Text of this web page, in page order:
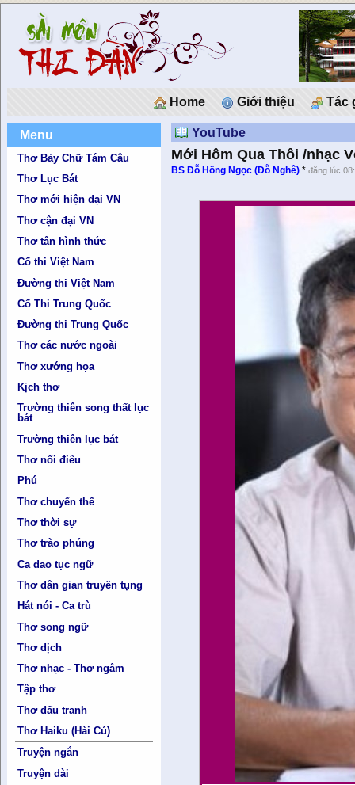
Home Giới thiệu Tác
Menu
Thơ Bảy Chữ Tám Câu
Thơ Lục Bát
Thơ mới hiện đại VN
Thơ cận đại VN
Thơ tân hình thức
Cổ thi Việt Nam
Đường thi Việt Nam
Cổ Thi Trung Quốc
Đường thi Trung Quốc
Thơ các nước ngoài
Thơ xướng họa
Kịch thơ
Trường thiên song thất lục
bát
Trường thiên lục bát
Thơ nối điêu
Phú
Thơ chuyển thể
Thơ thời sự
Thơ trào phúng
Ca dao tục ngữ
Thơ dân gian truyền tụng
Hát nói - Ca trù
Thơ song ngữ
Thơ dịch
Thơ nhạc - Thơ ngâm
Tập thơ
Thơ đấu tranh
Thơ Haiku (Hài Cú)
Truyện ngắn
Truyện dài
YouTube
Mới Hôm Qua Thôi /nhạc
BS Đỗ Hồng Ngọc (Đỗ Nghê) *đăng lúc